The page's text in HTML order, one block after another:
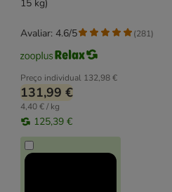
15 kg)
Preço individual 132,98 €
131,99 €
4,40 € / kg
125,39 €
Avaliar: 4.6/5 (281)